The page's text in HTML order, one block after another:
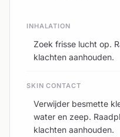
INHALATION
Zoek frisse lucht op.
klachten aanhouden.
SKIN CONTACT
Verwijder besmette
water en zeep.
klachten aanhouden.